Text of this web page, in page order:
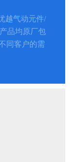
越气动元件/
品均原厂包
同客户的需